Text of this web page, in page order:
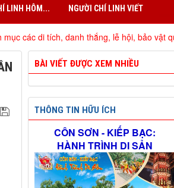
LINH HÔM... NGƯỜI CHÍ LINH VIẾT
tích, danh thắng, lễ hội, bảo vật quốc gia
BÀI VIẾT ĐƯỢC XEM NHIỀU
THÔNG TIN HỮU ÍCH
CÔN SƠN - KIẾP BẠC:
HÀNH TRÌNH DI SẢN